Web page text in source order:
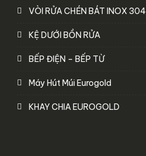
VÒI RỬA CHÉN BÁT INOX 304
KỆ DƯỚI BỒN RỬA
BẾP ĐIỆN – BẾP TỪ
Máy Hút Múi Eurogold
KHAY CHIA EUROGOLD